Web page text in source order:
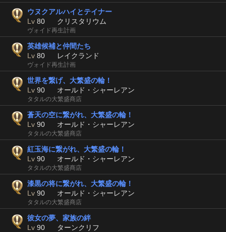
ウヌクアルハイとテイナー
Lv 80 クリスタリウム
ヴォイド再生計画
英雄候補と仲間たち
Lv 80 レイクランド
ヴォイド再生計画
世界を繋げ、大繁盛の輪！
Lv 90 オールド・シャーレアン
タタルの大繁盛商店
蒼天の空に繋がれ、大繁盛の輪！
Lv 90 オールド・シャーレアン
タタルの大繁盛商店
紅玉海に繋がれ、大繁盛の輪！
Lv 90 オールド・シャーレアン
タタルの大繁盛商店
漆黒の将に繋がれ、大繁盛の輪！
Lv 90 オールド・シャーレアン
タタルの大繁盛商店
彼女の夢、家族の絆
Lv 90 ターンクリフ